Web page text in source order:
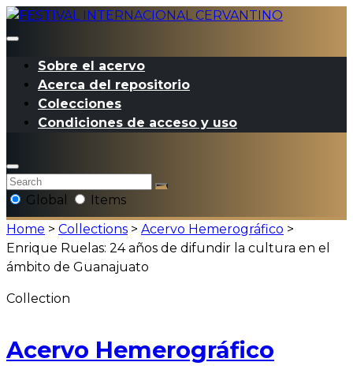
Sobre el acervo
Acerca del repositorio
Colecciones
Condiciones de acceso y uso
Global
Items
Home > Collections > Acervo Hemerográfico >
Enrique Ruelas: 24 años de difundir la cultura en el
ámbito de Guanajuato
Collection
Acervo Hemerográfico